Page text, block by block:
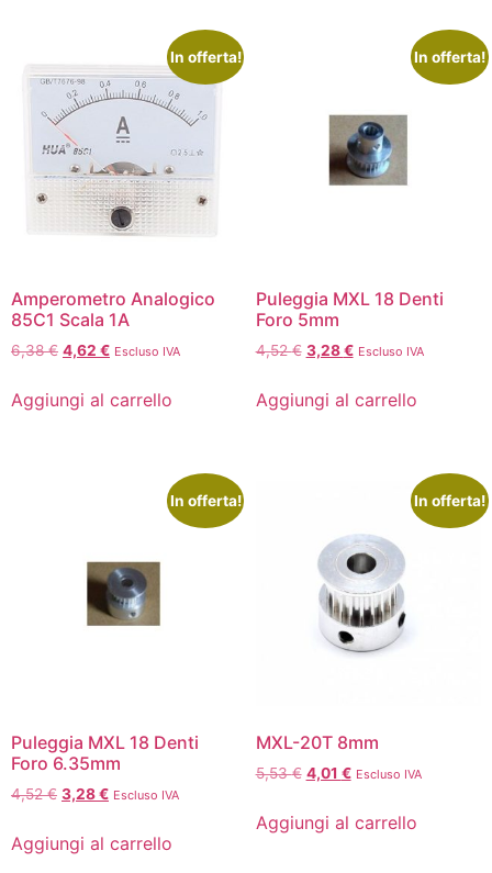
In offerta!
Amperometro Analogico
85C1 Scala 1A
6,38€ 4,62 € Escluso IVA
Aggiungi al carrello
In offerta!
Puleggia MXL 18 Denti
Foro 5mm
4,52€ 3,28€ Escluso IVA
Aggiungi al carrello
In offerta!
Puleggia MXL 18 Denti
Foro 6.35mm
4,52€ 3,28€ Escluso IVA
Aggiungi al carrello
In offerta!
MXL-20T 8mm
5,53€ 4,01 € Escluso IVA
Aggiungi al carrello